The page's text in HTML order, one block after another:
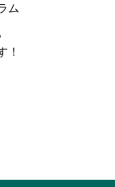
ム
！